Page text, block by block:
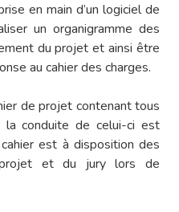
en main d’un logiciel de
un organigramme des
du projet et ainsi être
au cahier des charges.
de projet contenant tous
la conduite de celui-ci est
est à disposition des
projet et du jury lors de